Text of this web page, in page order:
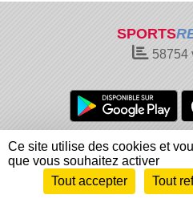
SPORTS
58754
Charte cookies
Informations légales
Envie de participer ?
Ce site utilise des cookies et
que vous souhaitez activer
Tout accepter
Tout